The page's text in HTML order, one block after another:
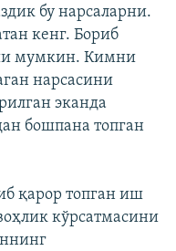
бу нарсаларни.
кенг. Бориб
мумкин. Кимни
нарсасини
эканда
бошпана топган
қарор топган иш
кўрсатмасини